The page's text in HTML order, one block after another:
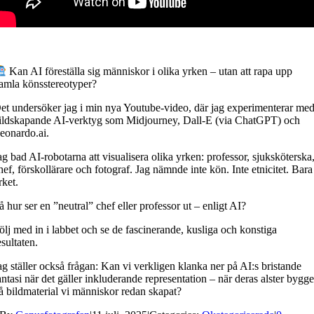
Kan AI föreställa sig människor i olika yrken – utan att rapa upp
könsstereotyper?
undersöker jag i min nya Youtube-video, där jag experimenterar
AI-verktyg som Midjourney, Dall-E (via ChatGPT) och
bad AI-robotarna att visualisera olika yrken: professor,
förskollärare och fotograf. Jag nämnde inte kön. Inte etnicitet. Bara
hur ser en ”neutral” chef eller professor ut – enligt AI?
med in i labbet och se de fascinerande, kusliga och konstiga
ställer också frågan: Kan vi verkligen klanka ner på AI:s bristande
när det gäller inkluderande representation – när deras alster
bildmaterial vi människor redan skapat?